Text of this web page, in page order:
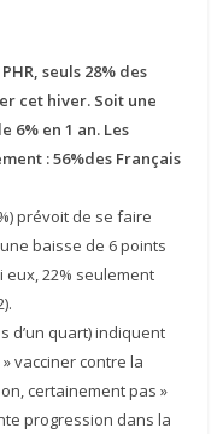
seuls 28% des
cet hiver. Soit une
6% en 1 an. Les
: 56%des Français
prévoit de se faire
baisse de 6 points
eux, 22% seulement
d’un quart) indiquent
vacciner contre la
certainement pas »
progression dans la